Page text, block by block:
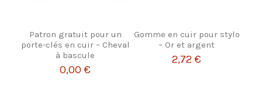
Patron gratuit pour un
porte-clés en cuir – Cheval
à bascule
0,00 €
Gomme en cuir pour stylo
– Or et argent
2,72 €